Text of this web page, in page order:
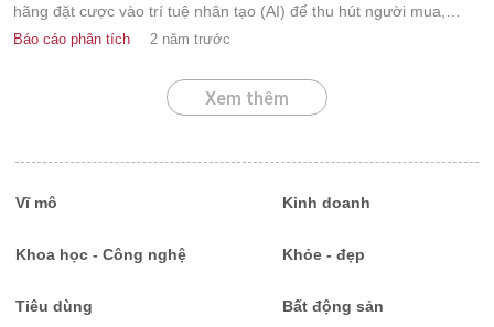
hãng đặt cược vào trí tuệ nhân tạo (AI) để thu hút người mua,
ngay cả khi hoạt động kinh doanh chung tại Trung Quốc không
Báo cáo phân tích 2 năm trước
Xem thêm
Vĩ mô Kinh doanh
Khoa học - Công nghệ Khỏe - đẹp
Tiêu dùng Bất động sản